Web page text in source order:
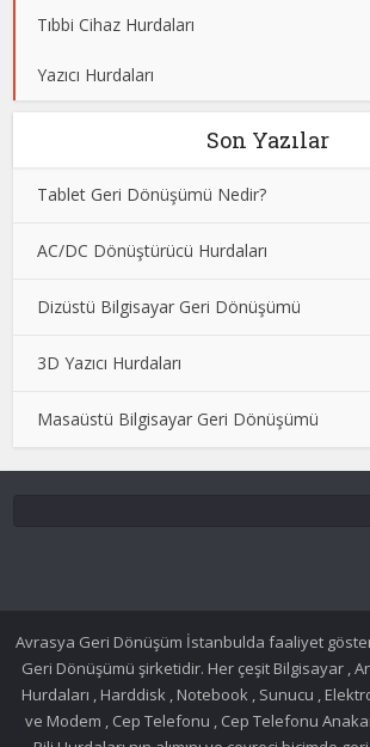
Tıbbi Cihaz Hurdaları
Yazıcı Hurdaları
Son Yazılar
Tablet Geri Dönüşümü Nedir?
AC/DC Dönüştürücü Hurdaları
Dizüstü Bilgisayar Geri Dönüşümü
3D Yazıcı Hurdaları
Masaüstü Bilgisayar Geri Dönüşümü
Avrasya Geri Dönüşüm İstanbulda faaliyet
Geri Dönüşümü şirketidir. Her çeşit Bilgisayar ,
Hurdaları , Harddisk , Notebook , Sunucu ,
ve Modem , Cep Telefonu , Cep Telefonu